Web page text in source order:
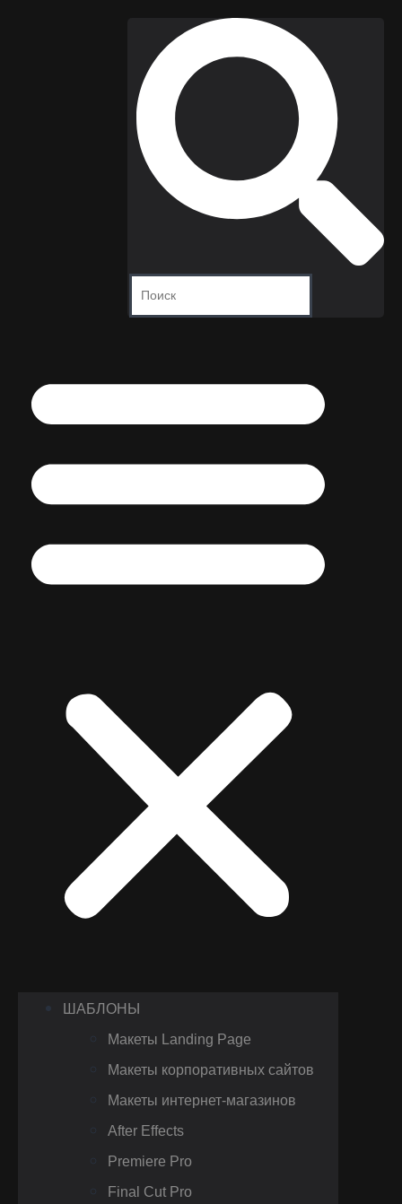
ШАБЛОНЫ
Макеты Landing Page
Макеты корпоративных сайтов
Макеты интернет-магазинов
After Effects
Premiere Pro
Final Cut Pro